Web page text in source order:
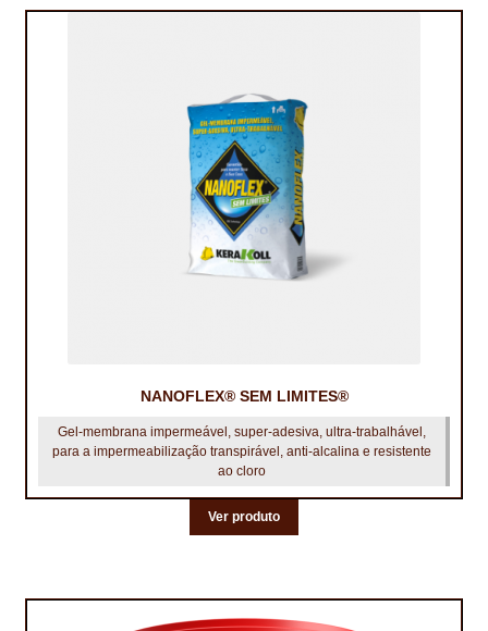
NANOFLEX® SEM LIMITES®
Gel‑membrana impermeável, super‑adesiva, ultra‑trabalhável,
para a impermeabilização transpirável, anti‑alcalina e resistente
ao cloro
Ver produto